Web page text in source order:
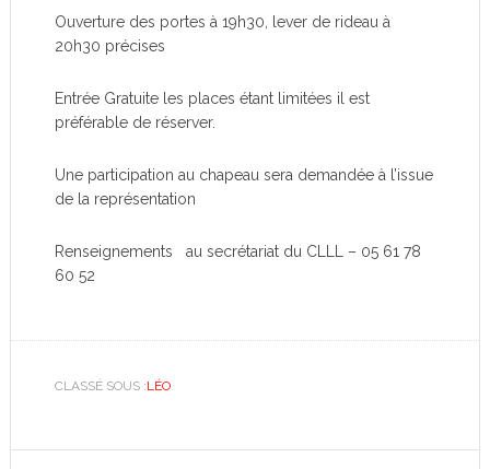
Ouverture des portes à 19h30, lever de rideau à
20h30 précises
Entrée Gratuite les places étant limitées il est
préférable de réserver.
Une participation au chapeau sera demandée à l’issue
de la représentation
Renseignements au secrétariat du CLLL – 05 61 78
60 52
CLASSÉ SOUS :LÉO